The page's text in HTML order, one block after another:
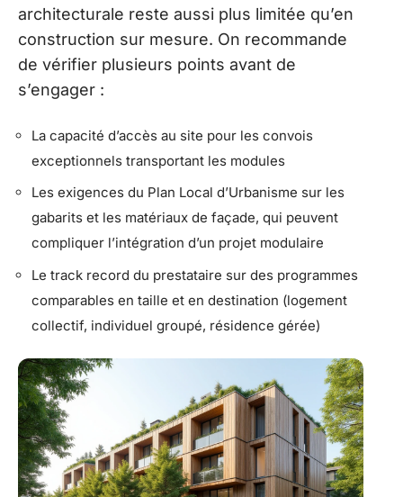
architecturale reste aussi plus limitée qu’en
construction sur mesure. On recommande
de vérifier plusieurs points avant de
s’engager :
La capacité d’accès au site pour les convois
exceptionnels transportant les modules
Les exigences du Plan Local d’Urbanisme sur les
gabarits et les matériaux de façade, qui peuvent
compliquer l’intégration d’un projet modulaire
Le track record du prestataire sur des programmes
comparables en taille et en destination (logement
collectif, individuel groupé, résidence gérée)